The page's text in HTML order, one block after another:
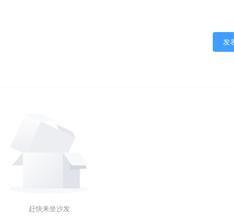
发
赶快来坐沙发